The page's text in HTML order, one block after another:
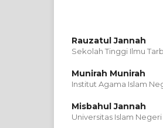
Rauzatul Jannah
Sekolah Tinggi Ilmu
Munirah Munirah
Institut Agama Islam
Misbahul Jannah
Universitas Islam